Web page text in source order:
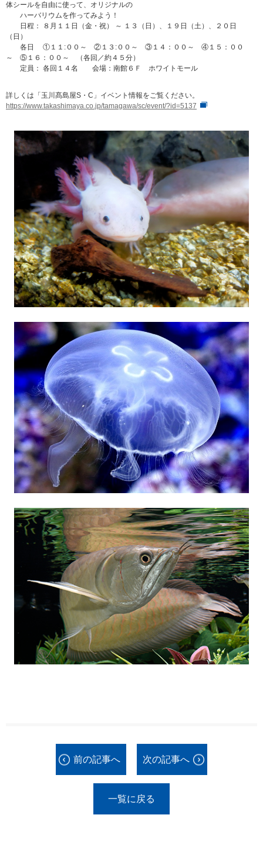
体シールを自由に使って、オリジナルの
ハーバリウムを作ってみよう！
日程： ８月１１日（金・祝） ～ １３（日）、１９日（土）、２０日
（日）
各日 ①１１:００～ ②１３:００～ ③１４：００～ ④１５：００
～ ⑤１６：００～ （各回／約４５分）
定員： 各回１４名 会場：南館６Ｆ ホワイトモール
詳しくは「玉川髙島屋S・C」イベント情報をご覧ください。
https://www.takashimaya.co.jp/tamagawa/sc/event/?id=5137
前の記事へ
一覧に戻る
次の記事へ